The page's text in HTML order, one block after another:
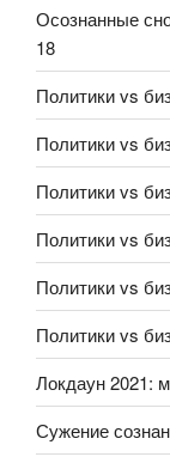
Осознанные
18
Политики vs
Политики vs
Политики vs
Политики vs
Политики vs
Политики vs
Локдаун 2021:
Сужение